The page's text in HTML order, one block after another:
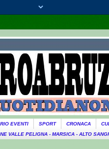
EVENTI SPORT CRONACA
VALLE PELIGNA - MARSICA - ALTO